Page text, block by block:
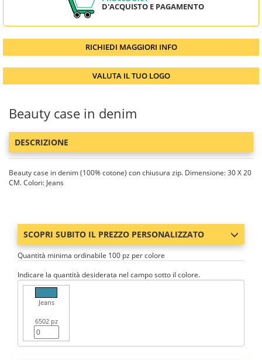
D'ACQUISTO E PAGAMENTO
RICHIEDI MAGGIORI INFO
VALUTA IL TUO LOGO
Beauty case in denim
DESCRIZIONE
Beauty case in denim (100% cotone) con chiusura zip. Dimensione: 30 X 20
CM. Colori: Jeans
SCOPRI SUBITO IL PREZZO PERSONALIZZATO
Quantità minima ordinabile 100 pz per colore
Indicare la quantità desiderata nel campo sotto il colore.
Jeans
6502 pz